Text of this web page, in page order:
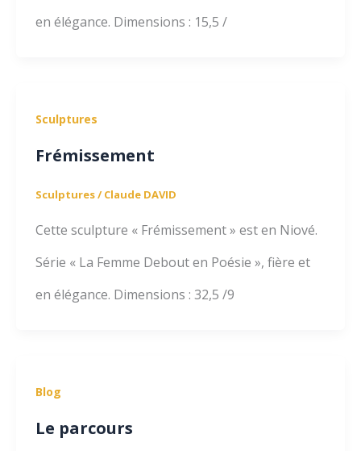
en élégance. Dimensions : 15,5 /
Sculptures
Frémissement
Sculptures/Claude DAVID
Cette sculpture « Frémissement » est en Niové.
Série « La Femme Debout en Poésie », fière et
en élégance. Dimensions : 32,5 /9
Blog
Le parcours